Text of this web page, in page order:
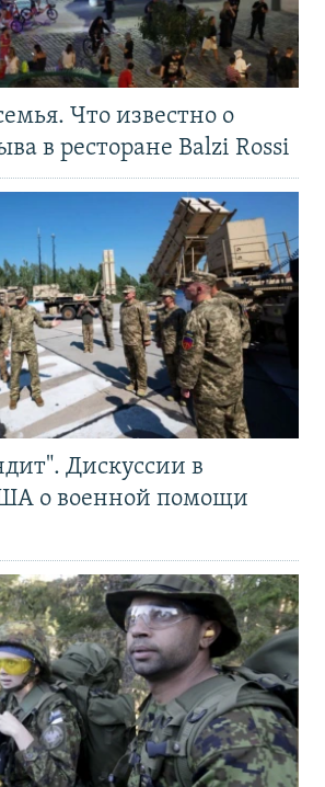
Что известно о
в ресторане Balzi Rossi
Дискуссии в
о военной помощи